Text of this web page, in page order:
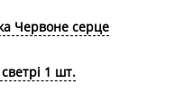
Червоне серце
1 шт.